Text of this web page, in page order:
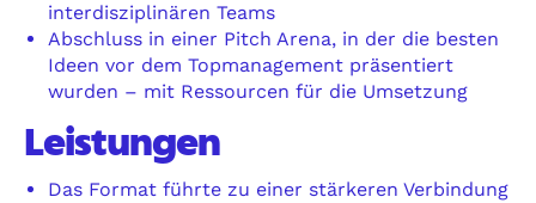
interdisziplinären Teams
Abschluss in einer Pitch Arena, in der die besten
Ideen vor dem Topmanagement präsentiert
wurden – mit Ressourcen für die Umsetzung
Leistungen
Das Format führte zu einer stärkeren Verbindung